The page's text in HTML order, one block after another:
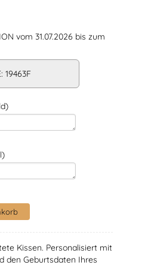
vom 31.07.2026 bis zum
19463F
Kissen. Personalisiert mit
den Geburtsdaten Ihres